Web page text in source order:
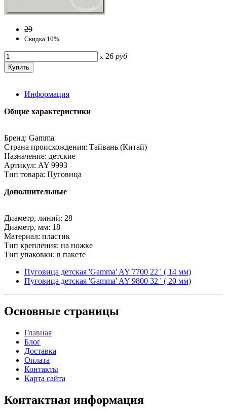
29
Скидка 10%
x 26 руб
Информация
Общие характеристики
Бренд: Gamma
Страна происхождения: Тайвань (Китай)
Назначение: детские
Артикул: AY 9993
Тип товара: Пуговица
Дополнительные
Диаметр, линий: 28
Диаметр, мм: 18
Материал: пластик
Тип крепления: на ножке
Тип упаковки: в пакете
Пуговица детская 'Gamma' AY 7700 22 ' ( 14 мм)
Пуговица детская 'Gamma' AY 9800 32 ' ( 20 мм)
Основные страницы
Главная
Блог
Доставка
Оплата
Контакты
Карта сайта
Контактная информация